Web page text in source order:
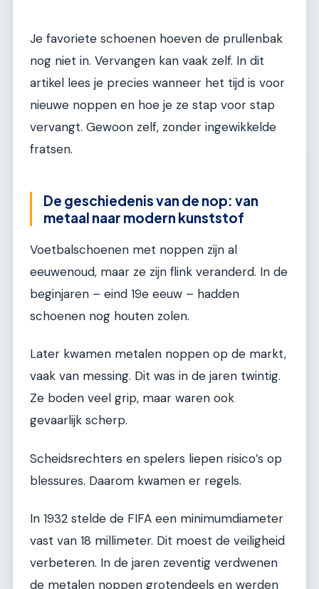
Je favoriete schoenen hoeven de prullenbak
nog niet in. Vervangen kan vaak zelf. In dit
artikel lees je precies wanneer het tijd is voor
nieuwe noppen en hoe je ze stap voor stap
vervangt. Gewoon zelf, zonder ingewikkelde
fratsen.
De geschiedenis van de nop: van
metaal naar modern kunststof
Voetbalschoenen met noppen zijn al
eeuwenoud, maar ze zijn flink veranderd. In de
beginjaren – eind 19e eeuw – hadden
schoenen nog houten zolen.
Later kwamen metalen noppen op de markt,
vaak van messing. Dit was in de jaren twintig.
Ze boden veel grip, maar waren ook
gevaarlijk scherp.
Scheidsrechters en spelers liepen risico’s op
blessures. Daarom kwamen er regels.
In 1932 stelde de FIFA een minimumdiameter
vast van 18 millimeter. Dit moest de veiligheid
verbeteren. In de jaren zeventig verdwenen
de metalen noppen grotendeels en werden